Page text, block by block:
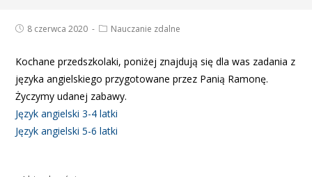
8 czerwca 2020 Nauczanie zdalne
Kochane przedszkolaki, poniżej znajdują się dla was zadania z
języka angielskiego przygotowane przez Panią Ramonę.
Życzymy udanej zabawy.
Język angielski 3-4 latki
Język angielski 5-6 latki